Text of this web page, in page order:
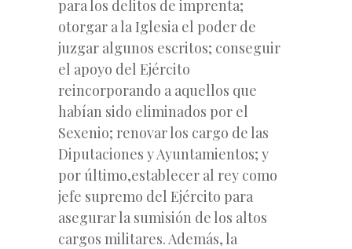
para los delitos de imprenta;
otorgar a la Iglesia el poder de
juzgar algunos escritos; conseguir
el apoyo del Ejército
reincorporando a aquellos que
habían sido eliminados por el
Sexenio; renovar los cargo de las
Diputaciones y Ayuntamientos; y
por último,establecer al rey como
jefe supremo del Ejército para
asegurar la sumisión de los altos
cargos militares. Además, la